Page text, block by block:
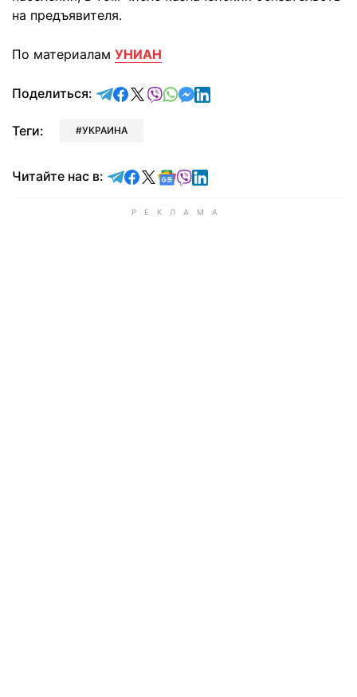
на предъявителя.
По материалам УНИАН
Поделиться: отправить в Telegram
поделиться в Facebook
поделиться в X
отправить в Viber
отправить в Whatsapp
отправить в Messenger
отправить в LinkedIn
Теги: УКРАИНА
Читайте нас в: Читайте в Telegram
Читайте в Facebook
Читайте в X
Читайте в Google news
Читайте в Viber
Читайте в LinkedIn